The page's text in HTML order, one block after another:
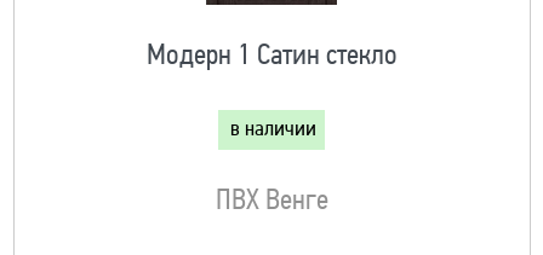
Модерн 1 Сатин стекло
в наличии
ПВХ Венге